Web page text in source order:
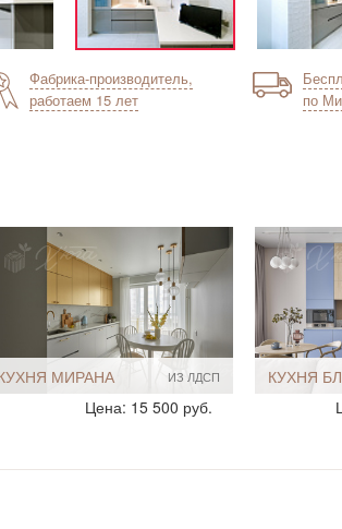
Фабрика-производитель,
работаем 15 лет
по
ИЗ ЛДСП
СЕН-ЖАН
Современный
островом
Цена: 21 280 руб.
КУХНЯ
С